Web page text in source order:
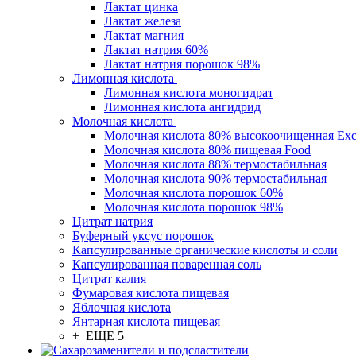
Лактат цинка
Лактат железа
Лактат магния
Лактат натрия 60%
Лактат натрия порошок 98%
Лимонная кислота
Лимонная кислота моногидрат
Лимонная кислота ангидрид
Молочная кислота
Молочная кислота 80% высокоочищенная
Молочная кислота 80% пищевая Food
Молочная кислота 88% термостабильная
Молочная кислота 90% термостабильная
Молочная кислота порошок 60%
Молочная кислота порошок 98%
Цитрат натрия
Буферный уксус порошок
Капсулированные органические кислоты и соли
Капсулированная поваренная соль
Цитрат калия
Фумаровая кислота пищевая
Яблочная кислота
Янтарная кислота пищевая
+ ЕЩЕ 5